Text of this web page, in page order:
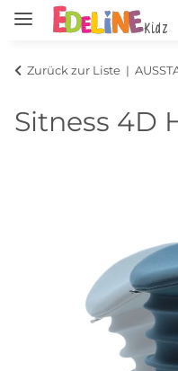
Zurück zur Liste
Sitness 4D